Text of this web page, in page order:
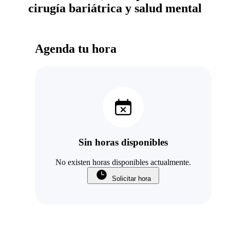
cirugía bariátrica y salud mental
Agenda tu hora
Sin horas disponibles
No existen horas disponibles actualmente.
Solicitar hora